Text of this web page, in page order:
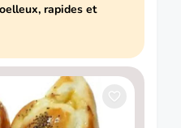
rapides et